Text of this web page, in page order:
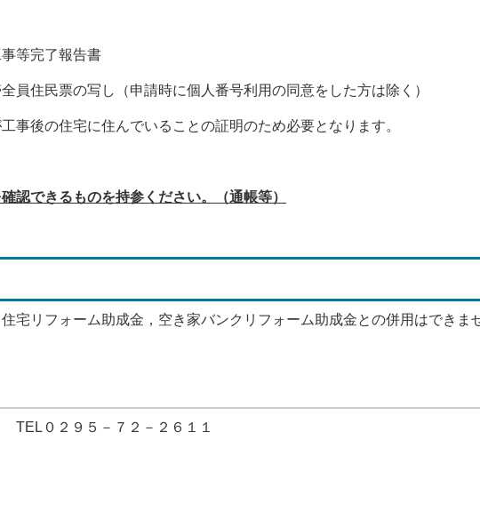
等完了報告書
員住民票の写し（申請時に個人番号利用の同意をした方は除く）
後の住宅に住んでいることの証明のため必要となります。
認できるものを持参ください。（通帳等）
住宅リフォーム助成金，空き家バンクリフォーム助成金との併用はできま
０２９５－７２－２６１１